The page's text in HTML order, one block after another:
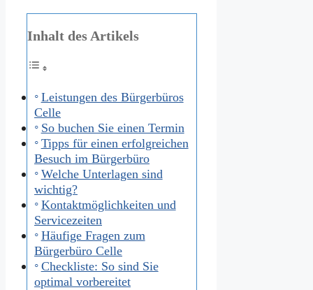
Inhalt des Artikels
Leistungen des Bürgerbüros
Celle
So buchen Sie einen Termin
Tipps für einen erfolgreichen
Besuch im Bürgerbüro
Welche Unterlagen sind
wichtig?
Kontaktmöglichkeiten und
Servicezeiten
Häufige Fragen zum
Bürgerbüro Celle
Checkliste: So sind Sie
optimal vorbereitet